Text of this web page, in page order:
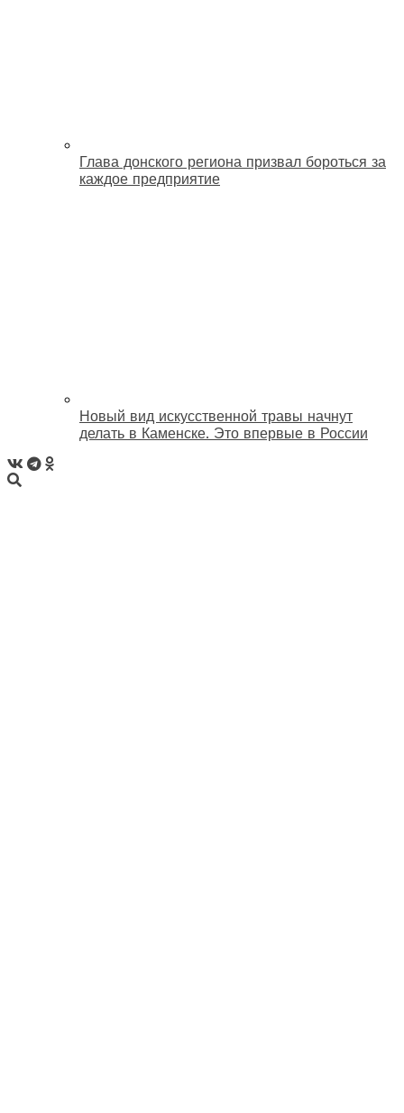
Глава донского региона призвал бороться за
каждое предприятие
Новый вид искусственной травы начнут
делать в Каменске. Это впервые в России